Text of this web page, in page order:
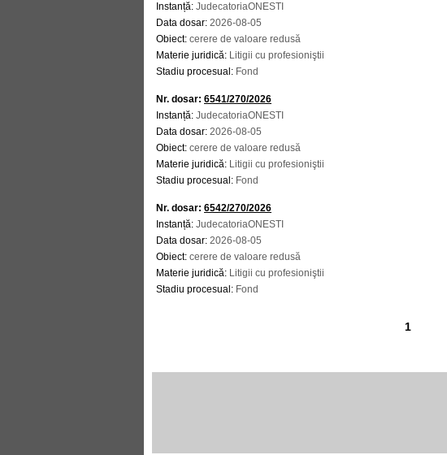
Instanță: JudecatoriaONESTI
Data dosar: 2026-08-05
Obiect: cerere de valoare redusă
Materie juridică: Litigii cu profesioniştii
Stadiu procesual: Fond
Nr. dosar: 6541/270/2026
Instanță: JudecatoriaONESTI
Data dosar: 2026-08-05
Obiect: cerere de valoare redusă
Materie juridică: Litigii cu profesioniştii
Stadiu procesual: Fond
Nr. dosar: 6542/270/2026
Instanță: JudecatoriaONESTI
Data dosar: 2026-08-05
Obiect: cerere de valoare redusă
Materie juridică: Litigii cu profesioniştii
Stadiu procesual: Fond